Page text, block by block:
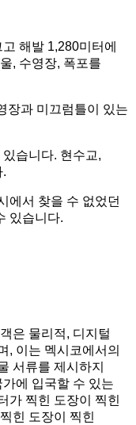
해발 1,280미터에
, 수영장, 폭포를
장과 미끄럼틀이 있는
습니다. 현수교,
.
에서 찾을 수 없었던
있습니다.
은 물리적, 디지털
, 이는 멕시코에서의
서류를 제시하지
에 입국할 수 있는
가 찍힌 도장이 찍힌
힌 도장이 찍힌